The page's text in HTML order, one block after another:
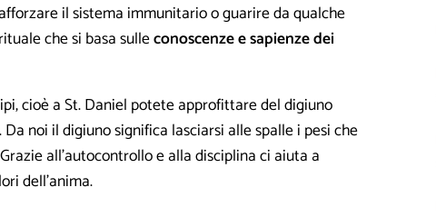
il sistema immunitario o guarire da qualche
che si basa sulleconoscenze e sapienze dei
cioè a St. Daniel potete approfittare del digiuno
. Da noi il digiuno significa lasciarsi alle spalle i pesi che
all’autocontrollo e alla disciplina ci aiuta a
dell’anima.